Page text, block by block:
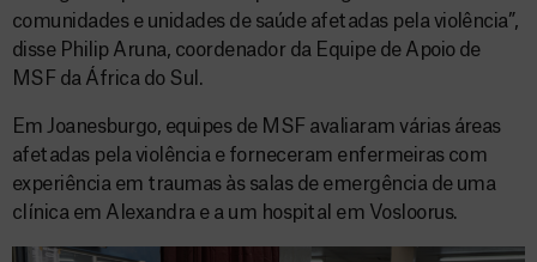
comunidades e unidades de saúde afetadas pela violência”,
disse Philip Aruna, coordenador da Equipe de Apoio de
MSF da África do Sul.
Em Joanesburgo, equipes de MSF avaliaram várias áreas
afetadas pela violência e forneceram enfermeiras com
experiência em traumas às salas de emergência de uma
clínica em Alexandra e a um hospital em Vosloorus.